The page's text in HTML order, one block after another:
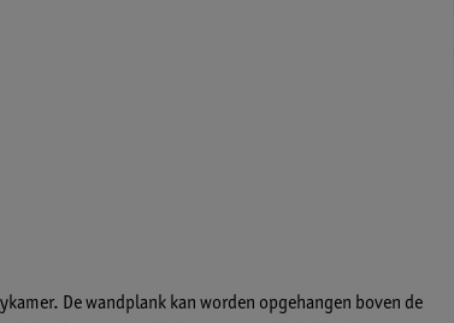
De wandplank kan worden opgehangen boven de